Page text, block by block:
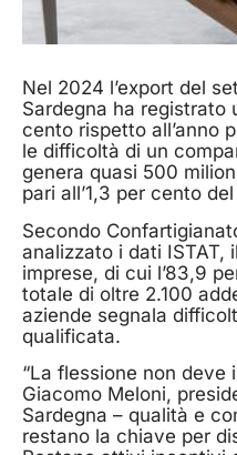
Nel 2024 l’export del
Sardegna ha registrato
cento rispetto all’anno
le difficoltà di un
genera quasi 500
pari all’1,3 per cento
Secondo
analizzato i dati ISTAT,
imprese, di cui l’83,9
totale di oltre 2.100
aziende segnala
qualificata.
“La flessione non deve
Giacomo Meloni,
Sardegna – qualità e
restano la chiave per